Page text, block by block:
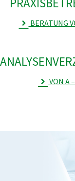
BERATUNG
VON A